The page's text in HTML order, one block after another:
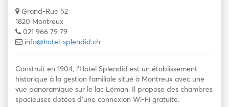
Grand-Rue 52
1820 Montreux
021 966 79 79
info@hotel-splendid.ch
Construit en 1904, l’Hotel Splendid est un établissement
historique à la gestion familiale situé à Montreux avec une
vue panoramique sur le lac Léman. Il propose des chambres
spacieuses dotées d’une connexion Wi-Fi gratuite.